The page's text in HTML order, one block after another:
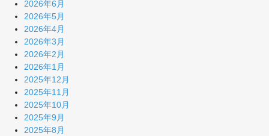
2026年6月
2026年5月
2026年4月
2026年3月
2026年2月
2026年1月
2025年12月
2025年11月
2025年10月
2025年9月
2025年8月